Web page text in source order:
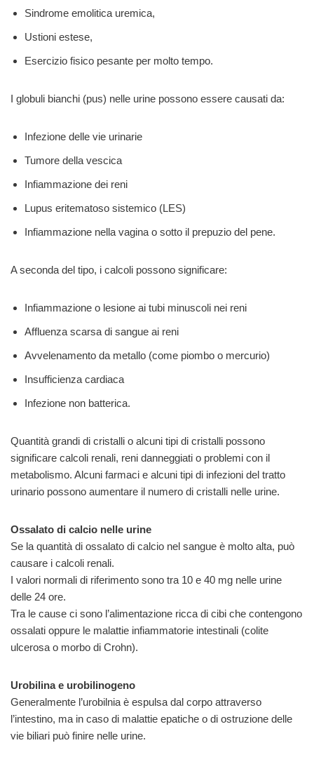
Sindrome emolitica uremica,
Ustioni estese,
Esercizio fisico pesante per molto tempo.
I globuli bianchi (pus) nelle urine possono essere causati da:
Infezione delle vie urinarie
Tumore della vescica
Infiammazione dei reni
Lupus eritematoso sistemico (LES)
Infiammazione nella vagina o sotto il prepuzio del pene.
A seconda del tipo, i calcoli possono significare:
Infiammazione o lesione ai tubi minuscoli nei reni
Affluenza scarsa di sangue ai reni
Avvelenamento da metallo (come piombo o mercurio)
Insufficienza cardiaca
Infezione non batterica.
Quantità grandi di cristalli o alcuni tipi di cristalli possono
significare calcoli renali, reni danneggiati o problemi con il
metabolismo. Alcuni farmaci e alcuni tipi di infezioni del tratto
urinario possono aumentare il numero di cristalli nelle urine.
Ossalato di calcio nelle urine
Se la quantità di ossalato di calcio nel sangue è molto alta, può
causare i calcoli renali.
I valori normali di riferimento sono tra 10 e 40 mg nelle urine
delle 24 ore.
Tra le cause ci sono l’alimentazione ricca di cibi che contengono
ossalati oppure le malattie infiammatorie intestinali (colite
ulcerosa o morbo di Crohn).
Urobilina e urobilinogeno
Generalmente l’urobilnia è espulsa dal corpo attraverso
l’intestino, ma in caso di malattie epatiche o di ostruzione delle
vie biliari può finire nelle urine.